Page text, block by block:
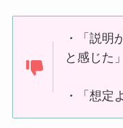
・「説明
と感じた」
・「想定